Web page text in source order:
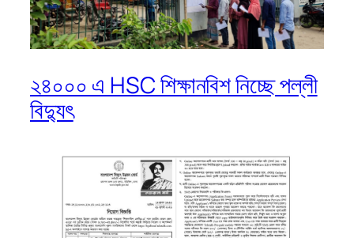
২৪০০০ এ HSC শিক্ষানবিশ নিচ্ছে পল্লী
বিদ্যুৎ